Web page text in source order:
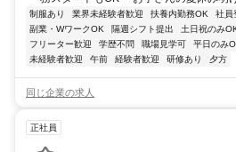
制服あり 業界未経験者歓迎 扶養内勤務OK 社員
副業・WワークOK
隔週シフト提出 土日祝のみ
フリーター歓迎
学歴不問 職場見学可 平日のみ
未経験者歓迎
午前 経験者歓迎 研修あり 夕方
同じ企業の求人
正社員